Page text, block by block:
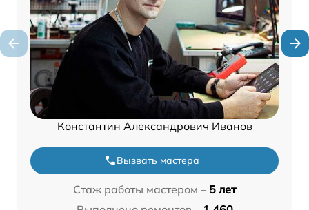
Константин Александрович Иванов
Вызвать мастера
Стаж работы мастером – 5 лет